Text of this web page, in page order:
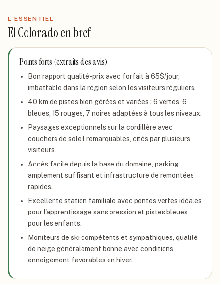
L'ESSENTIEL
El Coloradoen bref
Points forts (extraits des avis)
Bon rapport qualité-prix avec forfait à 65$/jour,
imbattable dans la région selon les visiteurs réguliers.
40 km de pistes bien gérées et variées : 6 vertes, 6
bleues, 15 rouges, 7 noires adaptées à tous les niveaux.
Paysages exceptionnels sur la cordillère avec
couchers de soleil remarquables, cités par plusieurs
visiteurs.
Accès facile depuis la base du domaine, parking
amplement suffisant et infrastructure de remontées
rapides.
Excellente station familiale avec pentes vertes idéales
pour l'apprentissage sans pression et pistes bleues
pour les enfants.
Moniteurs de ski compétents et sympathiques, qualité
de neige généralement bonne avec conditions
enneigement favorables en hiver.